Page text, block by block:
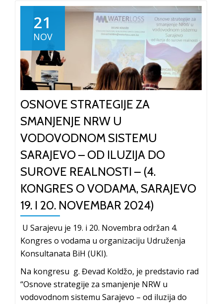
doo
potpisao
ugovor
za
još
jedan
projekt
u
Jordanu
21
NOV
OSNOVE STRATEGIJE ZA
SMANJENJE NRW U
VODOVODNOM SISTEMU
SARAJEVO – OD ILUZIJA DO
SUROVE REALNOSTI – (4.
KONGRES O VODAMA, SARAJEVO
19. I 20. NOVEMBAR 2024)
U Sarajevu je 19. i 20. Novembra održan 4.
Kongres o vodama u organizaciju Udruženja
Konsultanata BiH (UKI).
Na kongresu g. Đevad Koldžo, je predstavio rad
“Osnove strategije za smanjenje NRW u
vodovodnom sistemu Sarajevo – od iluzija do